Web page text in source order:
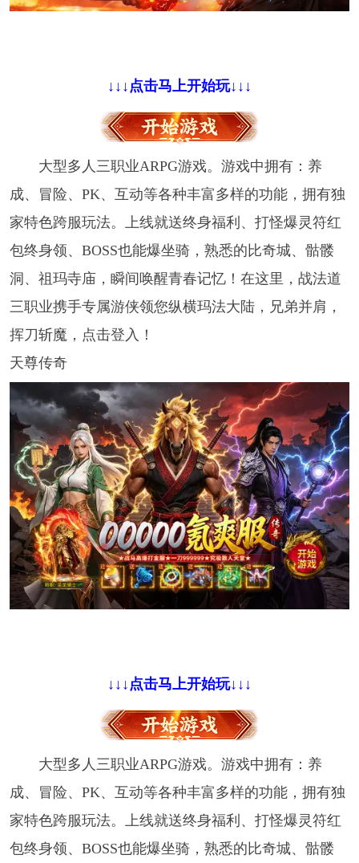
↓↓↓点击马上开始玩↓↓↓
大型多人三职业ARPG游戏。游戏中拥有：养
成、冒险、PK、互动等各种丰富多样的功能，拥有独
家特色跨服玩法。上线就送终身福利、打怪爆灵符红
包终身领、BOSS也能爆坐骑，熟悉的比奇城、骷髅
洞、祖玛寺庙，瞬间唤醒青春记忆！在这里，战法道
三职业携手专属游侠领您纵横玛法大陆，兄弟并肩，
挥刀斩魔，点击登入！
天尊传奇
↓↓↓点击马上开始玩↓↓↓
大型多人三职业ARPG游戏。游戏中拥有：养
成、冒险、PK、互动等各种丰富多样的功能，拥有独
家特色跨服玩法。上线就送终身福利、打怪爆灵符红
包终身领、BOSS也能爆坐骑，熟悉的比奇城、骷髅